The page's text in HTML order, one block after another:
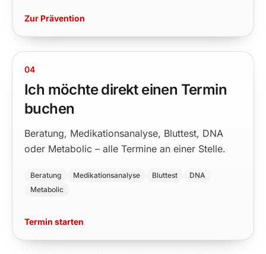
Zur Prävention
04
Ich möchte direkt einen Termin
buchen
Beratung, Medikationsanalyse, Bluttest, DNA
oder Metabolic – alle Termine an einer Stelle.
Beratung Medikationsanalyse Bluttest
DNA
Metabolic
Termin starten